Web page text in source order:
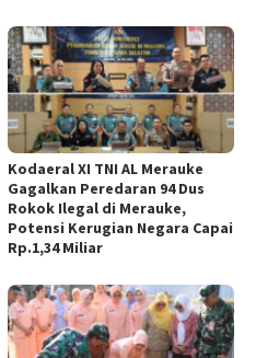
Kodaeral XI TNI AL Merauke
Gagalkan Peredaran 94 Dus
Rokok Ilegal di Merauke,
Potensi Kerugian Negara Capai
Rp.1,34 Miliar